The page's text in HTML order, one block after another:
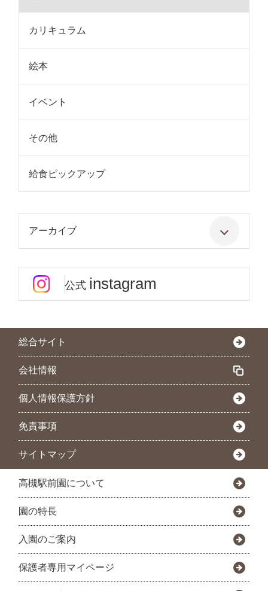
カリキュラム
絵本
イベント
その他
給食ピックアップ
アーカイブ
公式 instagram
総合サイト
会社情報
個人情報保護方針
免責事項
サイトマップ
高槻駅前園について
園の特長
入園のご案内
保護者専用マイページ